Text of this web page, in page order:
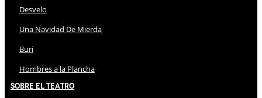
Desvelo
Una Navidad De Mierda
Buri
Hombres a la Plancha
Sobre El Teatro